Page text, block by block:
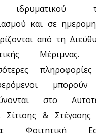
και σε
από τη
Μέριμνας.
στο
Σίτισης & Στέγασης
Φοιτητική